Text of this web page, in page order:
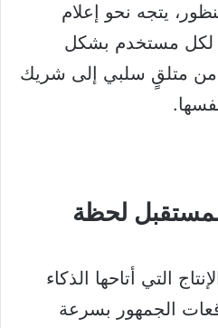
يتجه نحو إعلام
مستخدم بشكل
من متلقٍ سلبي إلى شريك
لحظة
التي أتاحها الذكاء
الجمهور بسرعة